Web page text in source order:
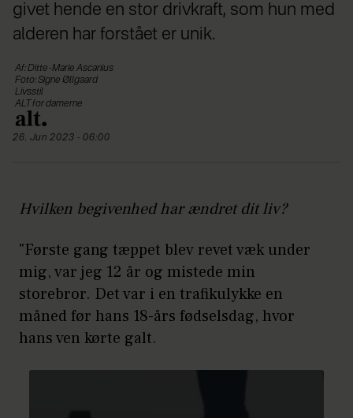
givet hende en stor drivkraft, som hun med
alderen har forstået er unik.
Af: Ditte-Marie Ascanius
Foto: Signe Øllgaard
Livsstil
ALT for damerne
26. Jun 2023 - 06:00
Hvilken begivenhed har ændret dit liv?
"Første gang tæppet blev revet væk under
mig, var jeg 12 år og mistede min
storebror. Det var i en trafikulykke en
måned før hans 18-års fødselsdag, hvor
hans ven kørte galt.